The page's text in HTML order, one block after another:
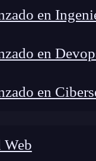
en
en
en
Web